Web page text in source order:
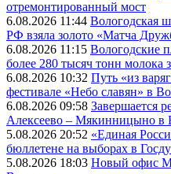
отремонтированный мост
6.08.2026 11:44 Вологодская
РФ взяла золото «Матча
6.08.2026 11:15 Вологодские
более 280 тысяч тонн молока
6.08.2026 10:32 Путь «из
фестивале «Небо славян» в
6.08.2026 09:58 Завершается
Алексеево – Мякинницыно в
5.08.2026 20:52 «Единая
бюллетене на выборах в
5.08.2026 18:03 Новый офис